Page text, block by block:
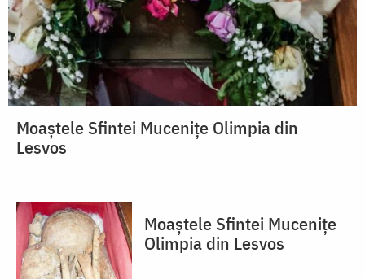
Moaștele Sfintei Mucenițe Olimpia din
Lesvos
Moaștele Sfintei Mucenițe
Olimpia din Lesvos